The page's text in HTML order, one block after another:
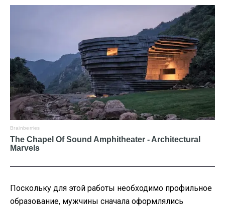
Поскольку для этой работы необходимо профильное
образование, мужчины сначала оформлялись